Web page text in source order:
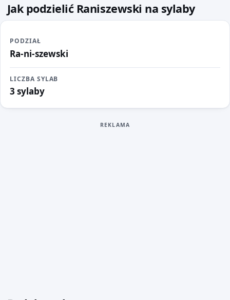
Jak podzielić Raniszewski na sylaby
PODZIAŁ
Ra-ni-szewski
LICZBA SYLAB
3 sylaby
REKLAMA